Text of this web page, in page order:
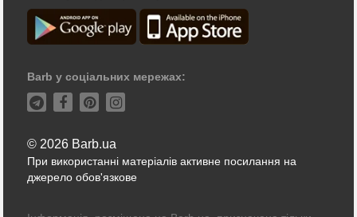
Barb у соціальних мережах:
© 2026 Barb.ua
При використанні матеріалів активне посилання на
джерело обов'язкове